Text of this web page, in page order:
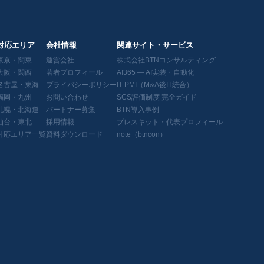
応エリア
京・関東
阪・関西
古屋・東海
岡・九州
幌・北海道
台・東北
応エリア一覧
会社情報
運営会社
著者プロフィール
プライバシーポリシー
お問い合わせ
パートナー募集
採用情報
資料ダウンロード
関連サイト・サービス
株式会社BTNコンサルティング
AI365 — AI実装・自動化
IT PMI（M&A後IT統合）
SCS評価制度 完全ガイド
BTN導入事例
プレスキット・代表プロフィール
note（btncon）